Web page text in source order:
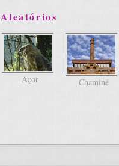
Aleatórios
Açor Chaminé